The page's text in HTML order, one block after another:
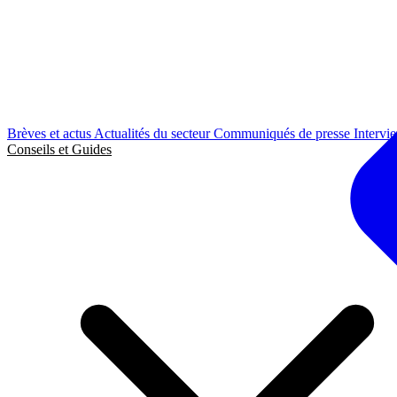
Brèves et actus Actualités du secteurCommuniqués de presse
Conseils et Guides